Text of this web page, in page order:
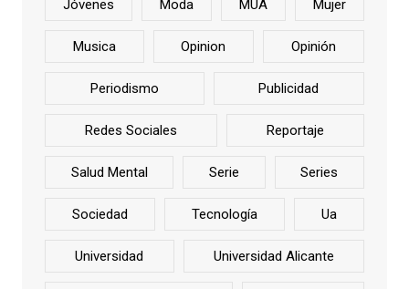
Jóvenes Moda MUA Mujer
Musica Opinion Opinión
Periodismo Publicidad
Redes Sociales Reportaje
Salud Mental Serie Series
Sociedad Tecnología Ua
Universidad Universidad Alicante